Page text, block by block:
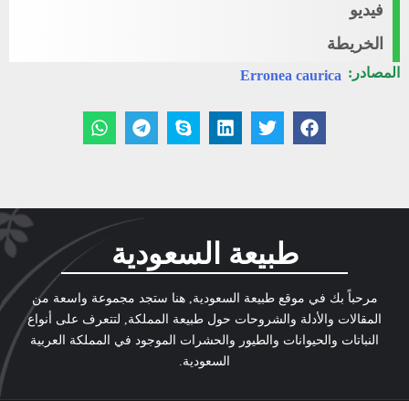
فيديو
الخريطة
المصادر: Erronea caurica
طبيعة السعودية
مرحباً بك في موقع طبيعة السعودية, هنا ستجد مجموعة واسعة من
المقالات والأدلة والشروحات حول طبيعة المملكة, لتتعرف على أنواع
النباتات والحيوانات والطيور والحشرات الموجود في المملكة العربية
السعودية.